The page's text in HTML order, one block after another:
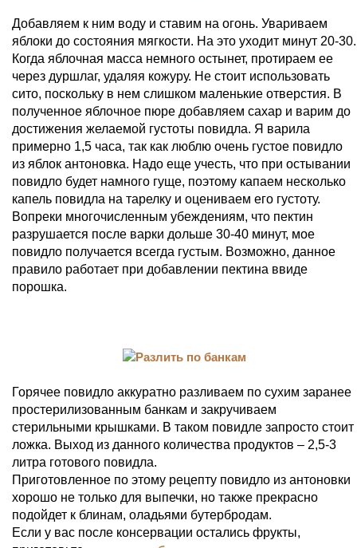
Добавляем к ним воду и ставим на огонь. Увариваем
яблоки до состояния мягкости. На это уходит минут 20-30.
Когда яблочная масса немного остынет, протираем ее
через дуршлаг, удаляя кожуру. Не стоит использовать
сито, поскольку в нем слишком маленькие отверстия. В
полученное яблочное пюре добавляем сахар и варим до
достижения желаемой густоты повидла. Я варила
примерно 1,5 часа, так как люблю очень густое повидло
из яблок антоновка. Надо еще учесть, что при остывании
повидло будет намного гуще, поэтому капаем несколько
капель повидла на тарелку и оцениваем его густоту.
Вопреки многочисленным убеждениям, что пектин
разрушается после варки дольше 30-40 минут, мое
повидло получается всегда густым. Возможно, данное
правило работает при добавлении пектина ввиде
порошка.
Горячее повидло аккуратно разливаем по сухим заранее
простерилизованным банкам и закручиваем
стерильными крышками. В таком повидле запросто стоит
ложка. Выход из данного количества продуктов – 2,5-3
литра готового повидла.
Приготовленное по этому рецепту повидло из антоновки
хорошо не только для выпечки, но также прекрасно
подойдет к блинам, оладьями бутербродам.
Если у вас после консервации остались фрукты,